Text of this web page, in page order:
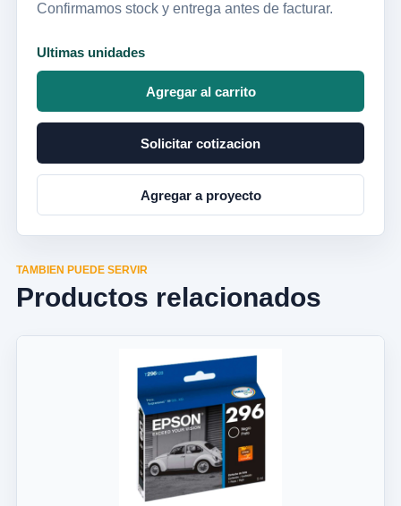
Confirmamos stock y entrega antes de facturar.
Ultimas unidades
Agregar al carrito
Solicitar cotizacion
Agregar a proyecto
TAMBIEN PUEDE SERVIR
Productos relacionados